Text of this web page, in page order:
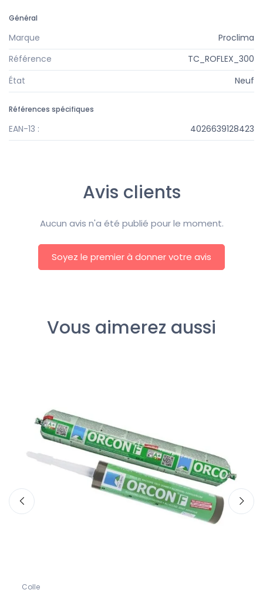
Général
Marque
Proclima
Référence
TC_ROFLEX_300
État
Neuf
Références spécifiques
EAN-13 : 4026639128423
Vous aimerez aussi
Colle
Avis clients
Aucun avis n'a été publié pour le moment.
Soyez le premier à donner votre avis